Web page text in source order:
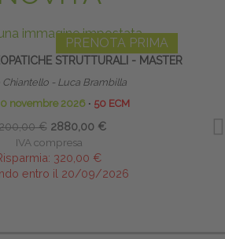
PRENOTA PRIMA
STRUTTURALI - MASTER
Chiantello - Luca Brambilla
novembre 2026 ∙ 50 ECM
€ 2880,00 €
IVA compresa
320,00 €
entro il 20/09/2026